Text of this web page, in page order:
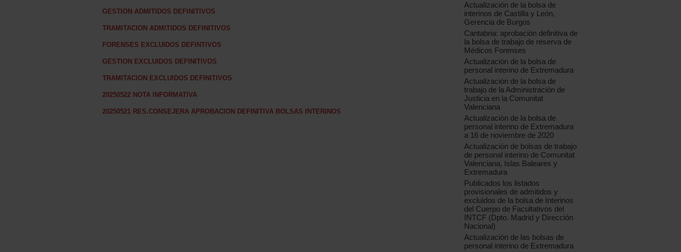
GESTION ADMITIDOS DEFINITIVOS
TRAMITACION ADMITIDOS DEFINITIVOS
FORENSES EXCLUIDOS DEFINTIVOS
GESTION EXCLUIDOS DEFINITIVOS
TRAMITACION EXCLUIDOS DEFINITIVOS
20250522 NOTA INFORMATIVA
20250521 RES.CONSEJERA APROBACION DEFINITIVA BOLSAS INTERINOS
Actualización de la bolsa de
interinos de Castilla y León,
Gerencia de Burgos
Cantabria: aprobación definitiva de
la bolsa de trabajo de reserva de
Médicos Forenses
Actualización de la bolsa de
personal interino de Extremadura
Actualización de la bolsa de
trabajo de la Administración de
Justicia en la Comunitat
Valenciana
Actualización de la bolsa de
personal interino de Extremadura
a 16 de noviembre de 2020
Actualización de bolsas de trabajo
de personal interino de Comunitat
Valenciana, Islas Baleares y
Extremadura
Publicados los listados
provisionales de admitidos y
excluidos de la bolsa de Interinos
del Cuerpo de Facultativos del
INTCF (Dpto. Madrid y Dirección
Nacional)
Actualización de las bolsas de
personal interino de Extremadura